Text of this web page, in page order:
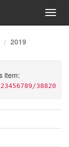
2019
item:
38820